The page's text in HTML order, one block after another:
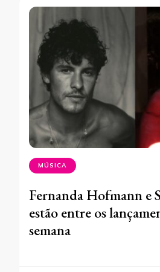
MÚSICA
Fernanda Hofmann e
estão entre os
semana